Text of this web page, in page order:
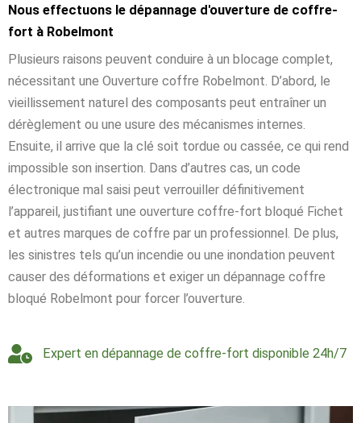
Nous effectuons le dépannage d'ouverture de coffre-
fort à Robelmont
Plusieurs raisons peuvent conduire à un blocage complet,
nécessitant une Ouverture coffre Robelmont. D’abord, le
vieillissement naturel des composants peut entraîner un
dérèglement ou une usure des mécanismes internes.
Ensuite, il arrive que la clé soit tordue ou cassée, ce qui rend
impossible son insertion. Dans d’autres cas, un code
électronique mal saisi peut verrouiller définitivement
l’appareil, justifiant une ouverture coffre-fort bloqué Fichet
et autres marques de coffre par un professionnel. De plus,
les sinistres tels qu’un incendie ou une inondation peuvent
causer des déformations et exiger un dépannage coffre
bloqué Robelmont pour forcer l’ouverture.
Expert en dépannage de coffre-fort disponible 24h/7